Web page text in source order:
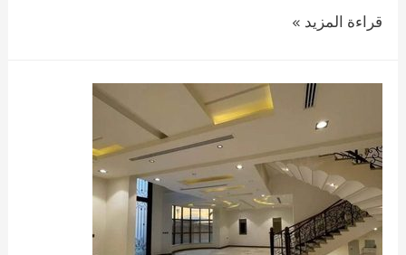
صباغين
0509208300
قراءة المزيد »